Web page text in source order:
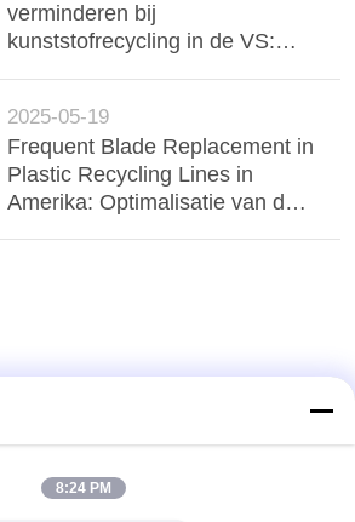
verminderen bij
kunststofrecycling in de VS:
belasting
2025-05-19
Frequent Blade Replacement in
Plastic Recycling Lines in
Amerika: Optimalisatie van de
8:24 PM